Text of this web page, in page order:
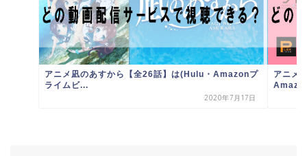
アニメ凪のあすから【全26話】は(Hulu・Amazonプ
ライムビ...
2020年7月17日
アニメ
Amaz...